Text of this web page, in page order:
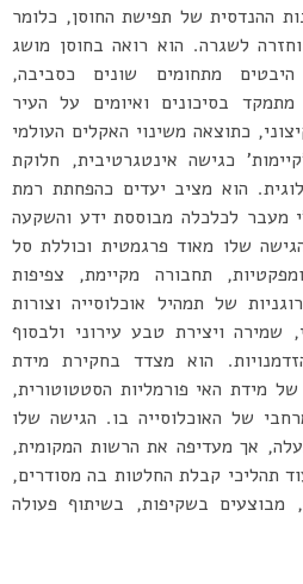
ההנדסית של תפישת החוסן, כלומר
לשגרה. הוא רואה בחוסן מושג
מתחומים שונים כסביבה,
מתמקד בסיכונים ואיומים על העיר
כתוצאה משינוי האקלים העולמי
כגישה אינטגרטיבית, חלוקת
הוא מציב יעדים כהפחתת רמת
מעבר לכלכלה מבוססת ידע והשקעה
שלו מאוד פרגמטית וכוללת סל
תחבורה מקיימת, צפיפות
של תמהיל אוכלוסייה וצורות
שמירה ויצירת טבע עירוני ולבסוף
הוא מצדד בחקירת מידת
מידת האי פורמליות הסטטוטורית,
של האוכלוסייה בו. הגישה שלו
אך מעדיפה את הרשות המקומית,
תהליכי קבלת החלטות בה מסודרים,
מבוצעים בשקיפות, בשיתוף פעולה